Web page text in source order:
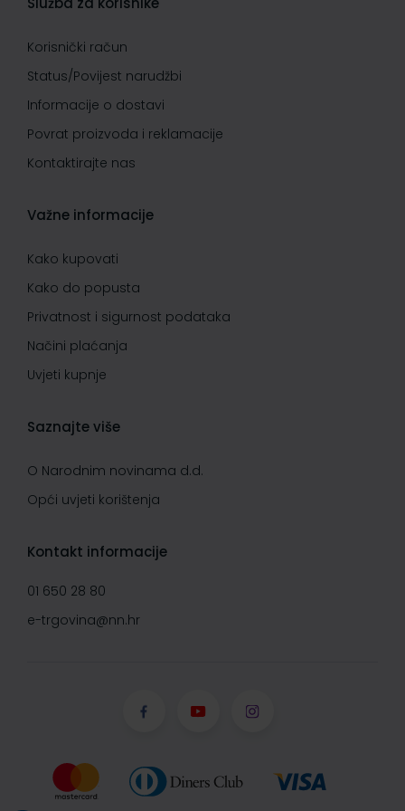
Korisnički račun
Status/Povijest narudžbi
Informacije o dostavi
Povrat proizvoda i reklamacije
Kontaktirajte nas
Važne informacije
Kako kupovati
Kako do popusta
Privatnost i sigurnost podataka
Načini plaćanja
Uvjeti kupnje
Saznajte više
O Narodnim novinama d.d.
Opći uvjeti korištenja
Kontakt informacije
01 650 28 80
e-trgovina@nn.hr